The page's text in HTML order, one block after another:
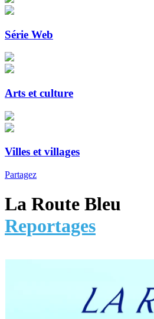
Série Web
Arts et culture
Villes et villages
Partagez
La Route Bleu
Reportages